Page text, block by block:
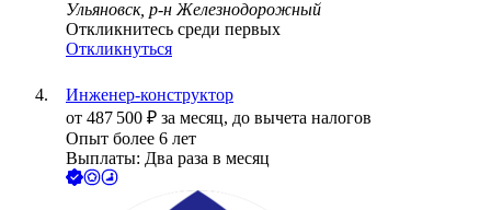
Ульяновск, р-н Железнодорожный
Откликнитесь среди первых
Откликнуться
Инженер-конструктор
от 487 500 ₽ за месяц, до вычета налогов
Опыт более 6 лет
Выплаты: Два раза в месяц